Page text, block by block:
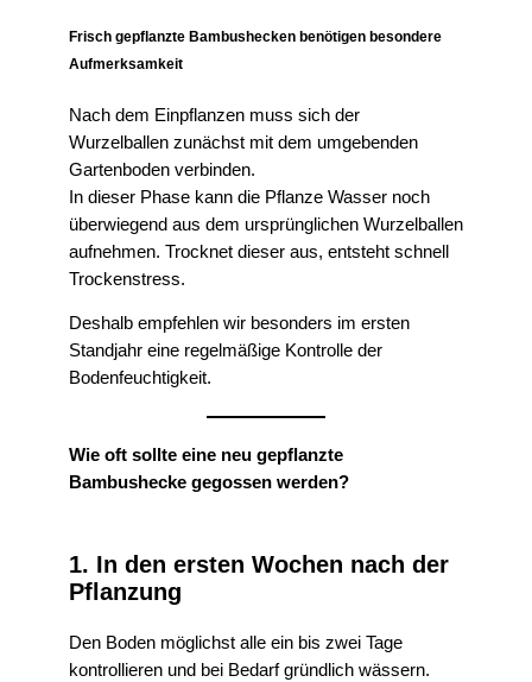
Frisch gepflanzte Bambushecken benötigen besondere
Aufmerksamkeit
Nach dem Einpflanzen muss sich der
Wurzelballen zunächst mit dem umgebenden
Gartenboden verbinden.
In dieser Phase kann die Pflanze Wasser noch
überwiegend aus dem ursprünglichen Wurzelballen
aufnehmen. Trocknet dieser aus, entsteht schnell
Trockenstress.
Deshalb empfehlen wir besonders im ersten
Standjahr eine regelmäßige Kontrolle der
Bodenfeuchtigkeit.
Wie oft sollte eine neu gepflanzte
Bambushecke gegossen werden?
1. In den ersten Wochen nach der
Pflanzung
Den Boden möglichst alle ein bis zwei Tage
kontrollieren und bei Bedarf gründlich wässern.